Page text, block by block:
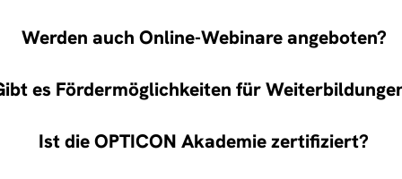
Werden auch Online-Webinare angeboten?
es Fördermöglichkeiten für
Ist die OPTICON Akademie zertifiziert?